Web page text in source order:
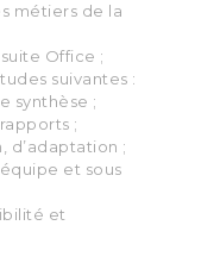
métiers de la
Office ;
suivantes :
synthèse ;
;
d’adaptation ;
et sous
et